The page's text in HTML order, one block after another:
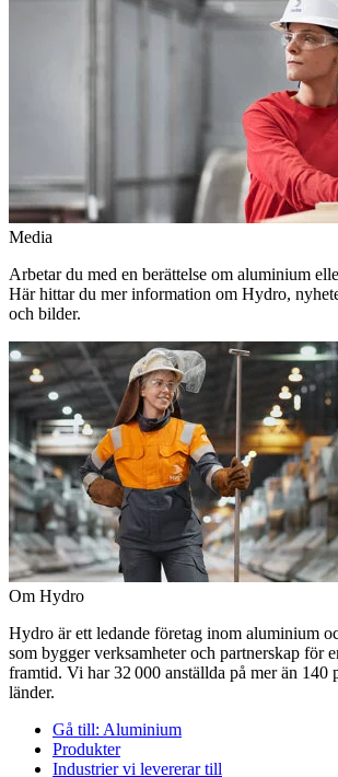
Media
Arbetar du med en berättelse om aluminium
Här hittar du mer information om Hydro,
och bilder.
Om Hydro
Hydro är ett ledande företag inom aluminium
som bygger verksamheter och partnerskap för
framtid. Vi har 32 000 anställda på mer än 140
länder.
Gå till: Aluminium
Produkter
Industrier vi levererar till